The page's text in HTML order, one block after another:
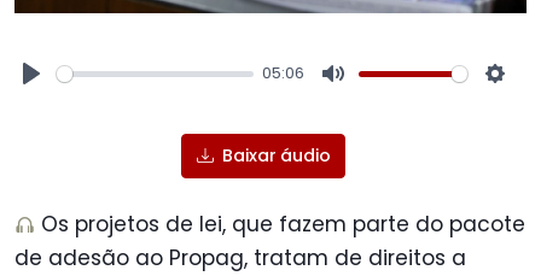
05:06
Baixar áudio
Os projetos de lei, que fazem parte do pacote
de adesão ao Propag, tratam de direitos a